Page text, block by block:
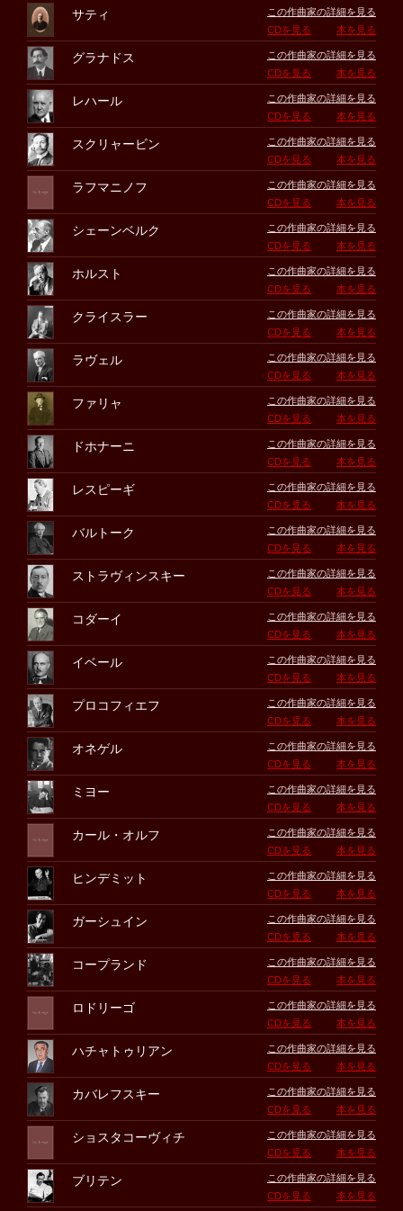
サティ
この作曲家の詳細を見る
CDを見る
本を見る
グラナドス
この作曲家の詳細を見る
CDを見る
本を見る
レハール
この作曲家の詳細を見る
CDを見る
本を見る
スクリャービン
この作曲家の詳細を見る
CDを見る
本を見る
ラフマニノフ
この作曲家の詳細を見る
CDを見る
本を見る
シェーンベルク
この作曲家の詳細を見る
CDを見る
本を見る
ホルスト
この作曲家の詳細を見る
CDを見る
本を見る
クライスラー
この作曲家の詳細を見る
CDを見る
本を見る
ラヴェル
この作曲家の詳細を見る
CDを見る
本を見る
ファリャ
この作曲家の詳細を見る
CDを見る
本を見る
ドホナーニ
この作曲家の詳細を見る
CDを見る
本を見る
レスピーギ
この作曲家の詳細を見る
CDを見る
本を見る
バルトーク
この作曲家の詳細を見る
CDを見る
本を見る
ストラヴィンスキー
この作曲家の詳細を見る
CDを見る
本を見る
コダーイ
この作曲家の詳細を見る
CDを見る
本を見る
イベール
この作曲家の詳細を見る
CDを見る
本を見る
プロコフィエフ
この作曲家の詳細を見る
CDを見る
本を見る
オネゲル
この作曲家の詳細を見る
CDを見る
本を見る
ミヨー
この作曲家の詳細を見る
CDを見る
本を見る
カール・オルフ
この作曲家の詳細を見る
CDを見る
本を見る
ヒンデミット
この作曲家の詳細を見る
CDを見る
本を見る
ガーシュイン
この作曲家の詳細を見る
CDを見る
本を見る
コープランド
この作曲家の詳細を見る
CDを見る
本を見る
ロドリーゴ
この作曲家の詳細を見る
CDを見る
本を見る
ハチャトゥリアン
この作曲家の詳細を見る
CDを見る
本を見る
カバレフスキー
この作曲家の詳細を見る
CDを見る
本を見る
ショスタコーヴィチ
この作曲家の詳細を見る
CDを見る
本を見る
ブリテン
この作曲家の詳細を見る
CDを見る
本を見る